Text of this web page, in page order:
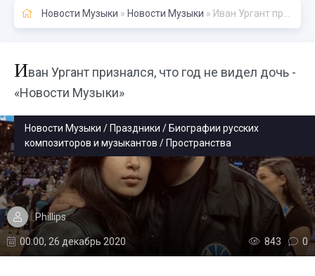
Новости Музыки » Новости Музыки » Иван Ургант признался, что год не видел дочь - «Новости Музыки»
Иван Ургант признался, что год не видел дочь -
«Новости Музыки»
Новости Музыки / Праздники / Биографии русских
композиторов и музыкантов / Пространства
Phillips
00:00, 26 декабрь 2020 843 0